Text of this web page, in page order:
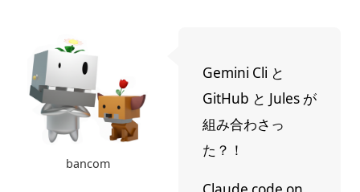
bancom
Gemini Cli と
GitHub と Jules が
組み合わさっ
た？！